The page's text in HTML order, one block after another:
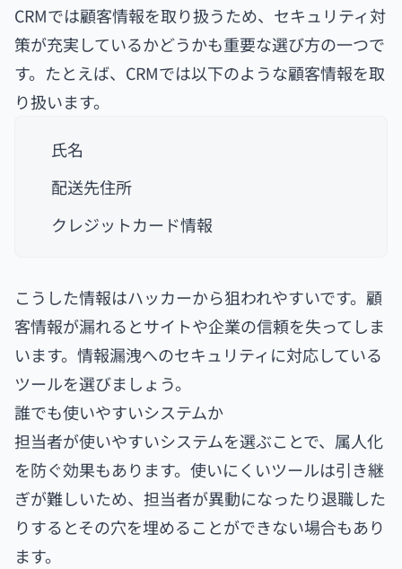
CRMでは顧客情報を取り扱うため、セキュリティ対
策が充実しているかどうかも重要な選び方の一つで
す。たとえば、CRMでは以下のような顧客情報を取
り扱います。
氏名
配送先住所
クレジットカード情報
こうした情報はハッカーから狙われやすいです。顧
客情報が漏れるとサイトや企業の信頼を失ってしま
います。情報漏洩へのセキュリティに対応している
ツールを選びましょう。
誰でも使いやすいシステムか
担当者が使いやすいシステムを選ぶことで、属人化
を防ぐ効果もあります。使いにくいツールは引き継
ぎが難しいため、担当者が異動になったり退職した
りするとその穴を埋めることができない場合もあり
ます。